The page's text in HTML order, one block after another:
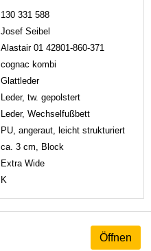
130 331 588
Josef Seibel
Alastair 01 42801-860-371
cognac kombi
Glattleder
Leder, tw. gepolstert
Leder, Wechselfußbett
PU, angeraut, leicht strukturiert
ca. 3 cm, Block
Extra Wide
K
Öffnen